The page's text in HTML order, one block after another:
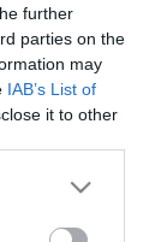
further
parties on the
may
IAB’s List of
it to other